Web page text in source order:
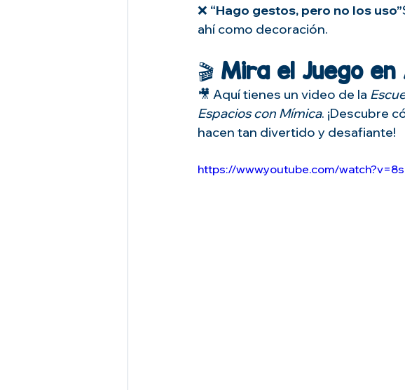
❌ “Hago gestos, pero no los uso”
ahí como decoración.
🎬 Mira el Juego en
🎥 Aquí tienes un video de la
Espacios con Mímica. ¡Descubre
hacen tan divertido y desafiante!
https://www.youtube.com/